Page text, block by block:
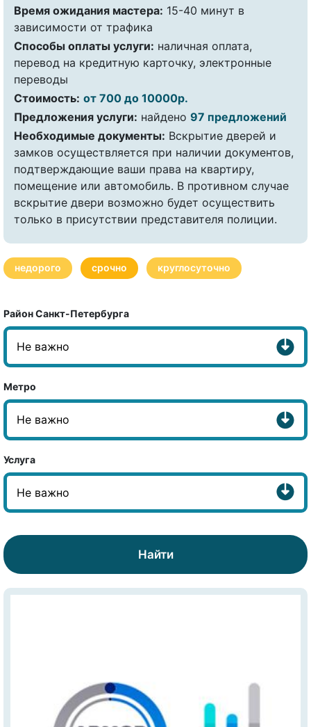
Время ожидания мастера: 15-40 минут в
зависимости от трафика
Способы оплаты услуги: наличная оплата,
перевод на кредитную карточку, электронные
переводы
Стоимость: от 700 до 10000р.
Предложения услуги: найдено 97 предложений
Необходимые документы: Вскрытие дверей и
замков осуществляется при наличии документов,
подтверждающие ваши права на квартиру,
помещение или автомобиль. В противном случае
вскрытие двери возможно будет осуществить
только в присутствии представителя полиции.
недорого срочно круглосуточно
Район Санкт-Петербурга
Метро
Услуга
Найти